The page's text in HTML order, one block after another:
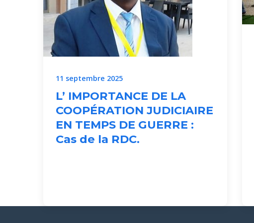
11 septembre 2025
L’ IMPORTANCE DE LA
COOPÉRATION JUDICIAIRE
EN TEMPS DE GUERRE :
Cas de la RDC.